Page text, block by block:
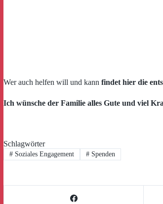
Wer auch helfen will und kann findet hier die
Ich wünsche der Familie alles Gute und viel
Schlagwörter
#Soziales Engagement #Spenden